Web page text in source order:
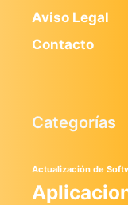
Aviso Legal
Contacto
Categorías
Actualización de